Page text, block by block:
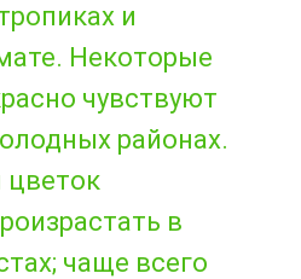
и
Некоторые
чувствуют
районах.
цветок
в
чаще всего